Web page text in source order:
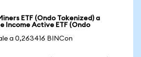
ETF (Ondo Tokenized) a
Income Active ETF (Ondo
a 0,263416 BINCon